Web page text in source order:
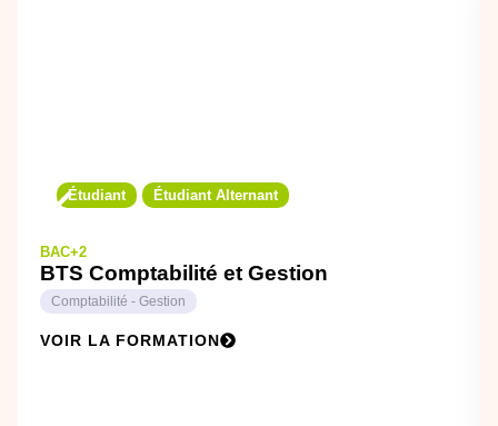
Étudiant Étudiant Alternant
BAC+2
BTS Comptabilité et Gestion
Comptabilité - Gestion
VOIR LA FORMATION